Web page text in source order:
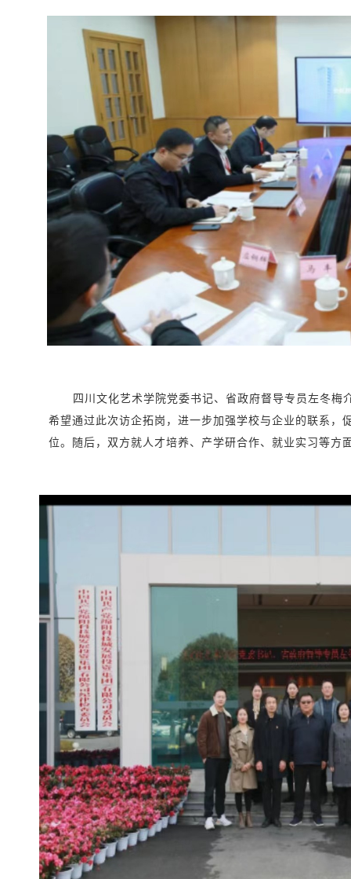
四川文化艺术学院党委书记、省政府督导专员左冬
希望通过此次访企拓岗，进一步加强学校与企业的联系
位。随后，双方就人才培养、产学研合作、就业实习等方